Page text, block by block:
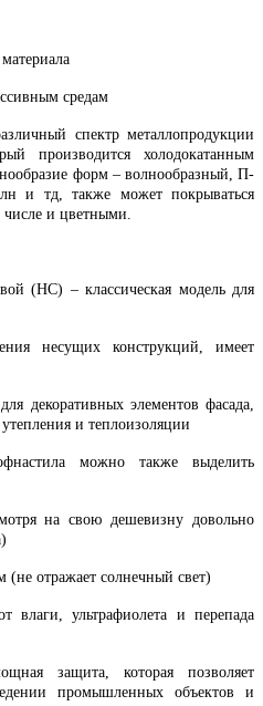
средам
спектр металлопродукции
производится холодокатанным
форм – волнообразный, П-
и тд, также может покрываться
и цветными.
(НС) – классическая модель для
несущих конструкций, имеет
декоративных элементов фасада,
и теплоизоляции
можно также выделить
на свою дешевизну довольно
отражает солнечный свет)
ультрафиолета и перепада
защита, которая позволяет
промышленных объектов и